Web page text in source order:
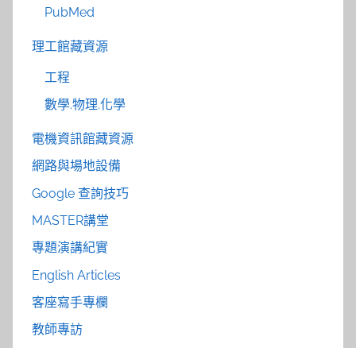
PubMed
理工館藏資源
工程
數學.物理.化學
電機資訊館藏資源
網路與場地設備
Google 查詢技巧
MASTER講堂
專題演講紀實
English Articles
客座寫手專欄
教師專訪